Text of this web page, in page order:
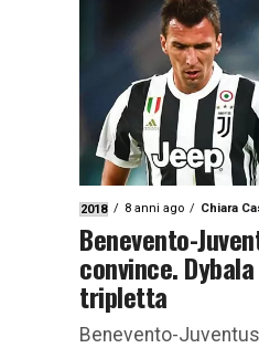
2018 8 anni ago Chiara
Benevento-
convince.
tripletta
Benevento-